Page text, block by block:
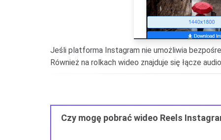
Jeśli platforma Instagram nie umożliwia
Również na rolkach wideo znajduje się łącze
Czy mogę pobrać wideo Reels